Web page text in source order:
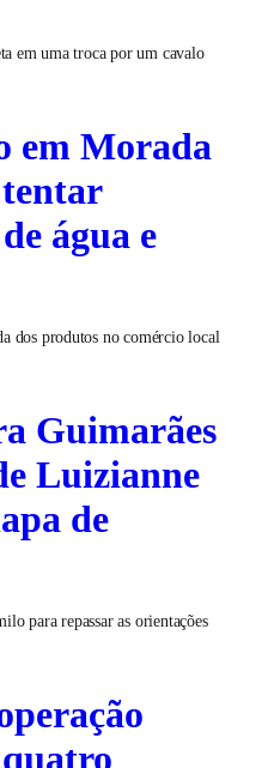
em uma troca por um cavalo
em Morada
água e
dos produtos no comércio local
Guimarães
Luizianne
de
para repassar as orientações